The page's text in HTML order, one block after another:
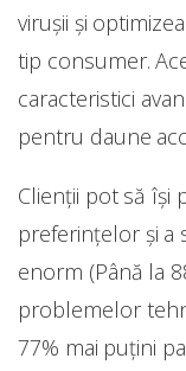
viruşii şi
tip consumer.
caracteristici
pentru daune
Clienții pot să își
preferințelor și a
enorm (Până la
problemelor
77% mai puțini